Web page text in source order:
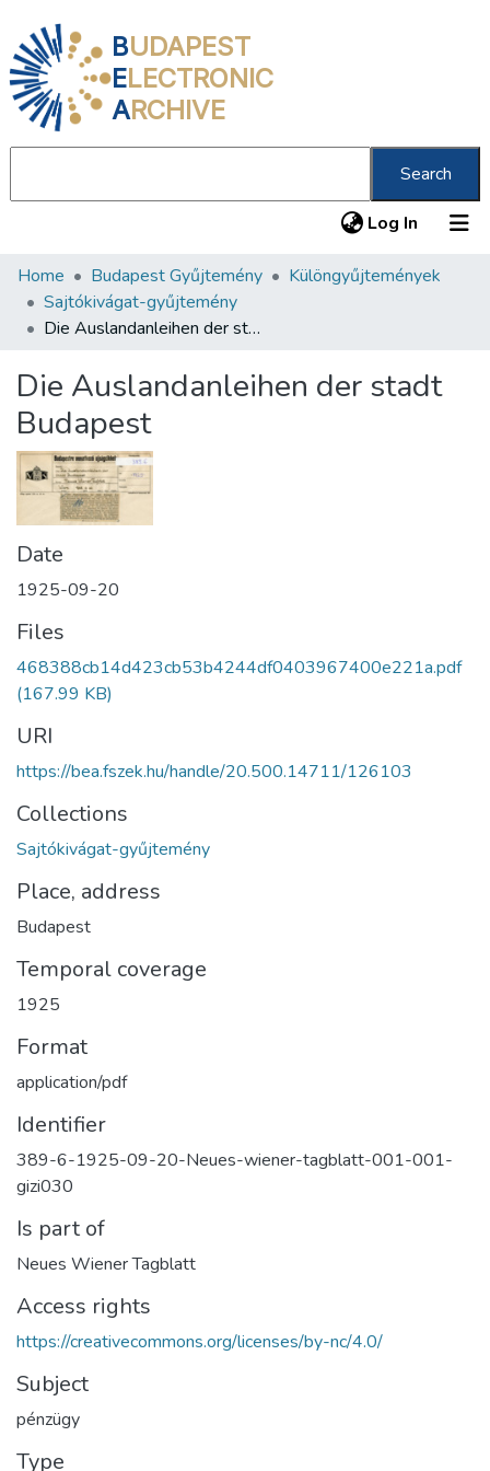
BUDAPEST
ELECTRONIC
ARCHIVE
Search
Log In (current)
Communities & Collections
All of DSpace
About us
Home Budapest Gyűjtemény
Különgyűjtemények
Sajtókivágat-gyűjtemény
Die Auslandanleihen der stadt Budapest
Die Auslandanleihen der stadt
Budapest
Date
1925-09-20
Files
468388cb14d423cb53b4244df0403967400e221a.pdf
(167.99 KB)
URI
https://bea.fszek.hu/handle/20.500.14711/126103
Collections
Sajtókivágat-gyűjtemény
Place, address
Budapest
Temporal coverage
1925
Format
application/pdf
Identifier
389-6-1925-09-20-Neues-wiener-tagblatt-001-001-
gizi030
Is part of
Neues Wiener Tagblatt
Access rights
https://creativecommons.org/licenses/by-nc/4.0/
Subject
pénzügy
Type